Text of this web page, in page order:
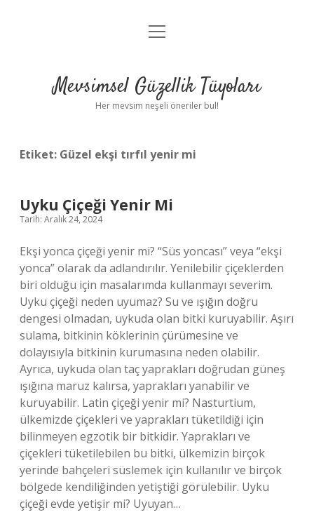
Anasayfa
Yasal Uyarı
menüyü
Mevsimsel Güzellik Tüyoları
Her mevsim neşeli öneriler bul!
Etiket: Güzel ekşi tırfıl yenir mi
Uyku Çiçeği Yenir Mi
Tarih: Aralık 24, 2024
Ekşi yonca çiçeği yenir mi? “Süs yoncası” veya “ekşi
yonca” olarak da adlandırılır. Yenilebilir çiçeklerden
biri olduğu için masalarımda kullanmayı severim.
Uyku çiçeği neden uyumaz? Su ve ışığın doğru
dengesi olmadan, uykuda olan bitki kuruyabilir. Aşırı
sulama, bitkinin köklerinin çürümesine ve
dolayısıyla bitkinin kurumasına neden olabilir.
Ayrıca, uykuda olan taç yaprakları doğrudan güneş
ışığına maruz kalırsa, yaprakları yanabilir ve
kuruyabilir. Latin çiçeği yenir mi? Nasturtium,
ülkemizde çiçekleri ve yaprakları tüketildiği için
bilinmeyen egzotik bir bitkidir. Yaprakları ve
çiçekleri tüketilebilen bu bitki, ülkemizin birçok
yerinde bahçeleri süslemek için kullanılır ve birçok
bölgede kendiliğinden yetiştiği görülebilir. Uyku
çiçeği evde yetişir mi? Uyuyan…